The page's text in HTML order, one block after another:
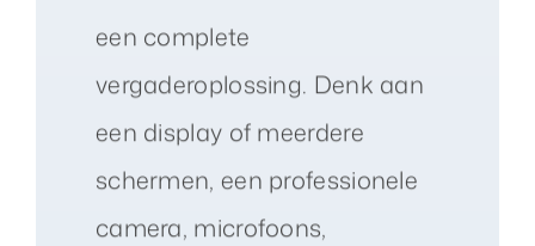
een complete
vergaderoplossing. Denk aan
een display of meerdere
schermen, een professionele
camera, microfoons,